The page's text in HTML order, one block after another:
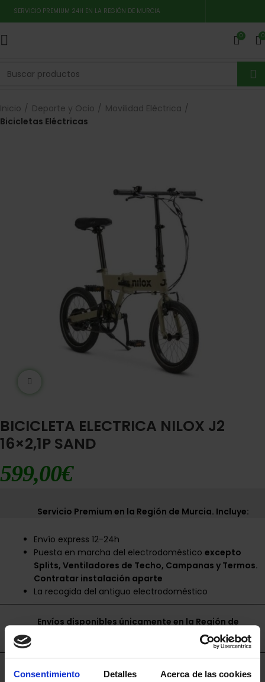
Consentimiento Detalles Acerca de las cookies
SERVICIO PREMIUM 24H EN LA REGIÓN DE MURCIA
0 0
Inicio Deporte y Ocio
Movilidad Eléctrica
Bicicletas Eléctricas
BICICLETA ELECTRICA NILOX J2
16×2,1P SAND
599,00€
Servicio Premium en la Región de Murcia. Incluye:
Envío express 12-24h
Puesta en marcha del electrodomésticoexcepto
Splits, Ventiladores de Techo, Campanas y Termos.
Contratar instalación aparte
La recogida del antiguo electrodoméstico
Envíos disponibles únicamente en la Región de
Financia a plazos con Cetelem